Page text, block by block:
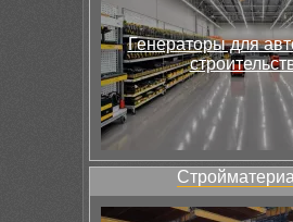
Генераторы для